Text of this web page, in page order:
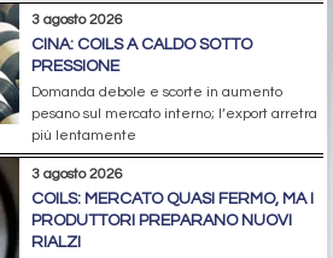
3 agosto 2026
CINA: COILS A CALDO SOTTO
PRESSIONE
Domanda debole e scorte in aumento
pesano sul mercato interno; l’export arretra
più lentamente
3 agosto 2026
COILS: MERCATO QUASI FERMO, MA I
PRODUTTORI PREPARANO NUOVI
RIALZI